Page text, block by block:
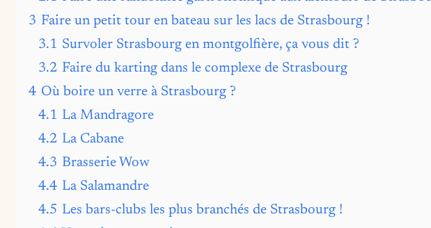
3 Faire un petit tour en bateau sur les lacs de Strasbourg !
3.1 Survoler Strasbourg en montgolfière, ça vous dit ?
3.2 Faire du karting dans le complexe de Strasbourg
4 Où boire un verre à Strasbourg ?
4.1 La Mandragore
4.2 La Cabane
4.3 Brasserie Wow
4.4 La Salamandre
4.5 Les bars-clubs les plus branchés de Strasbourg !